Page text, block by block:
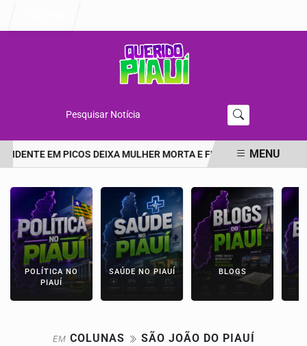
Pesquisar Notícia
EM PICOS DEIXA MULHER MORTA E FILHA EM ESTADO
MENU
POLÍTICA NO
PIAUÍ
SAÚDE NO PIAUÍ BLOGS
EM COLUNAS SÃO JOÃO DO PIAUÍ